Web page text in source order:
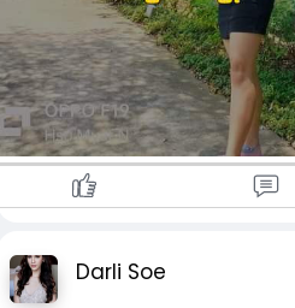
Darli Soe